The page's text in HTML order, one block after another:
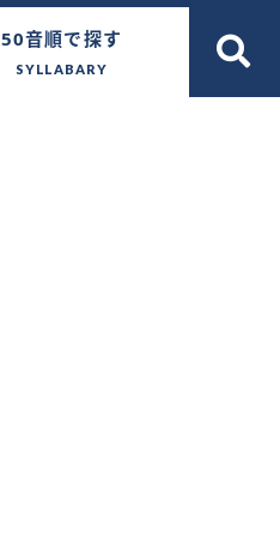
50音順で探す
SYLLABARY